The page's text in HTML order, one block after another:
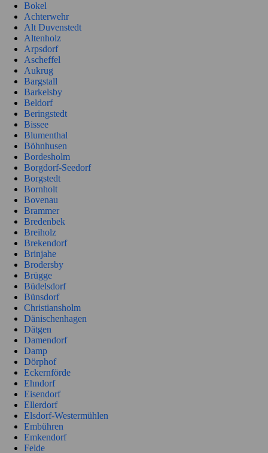
Bokel
Achterwehr
Alt Duvenstedt
Altenholz
Arpsdorf
Ascheffel
Aukrug
Bargstall
Barkelsby
Beldorf
Beringstedt
Bissee
Blumenthal
Böhnhusen
Bordesholm
Borgdorf-Seedorf
Borgstedt
Bornholt
Bovenau
Brammer
Bredenbek
Breiholz
Brekendorf
Brinjahe
Brodersby
Brügge
Büdelsdorf
Bünsdorf
Christiansholm
Dänischenhagen
Dätgen
Damendorf
Damp
Dörphof
Eckernförde
Ehndorf
Eisendorf
Ellerdorf
Elsdorf-Westermühlen
Embühren
Emkendorf
Felde